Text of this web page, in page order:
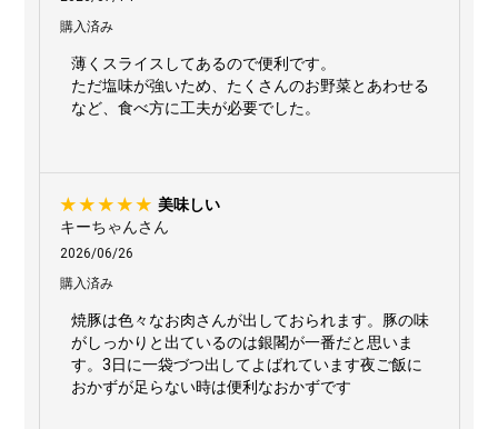
購入済み
薄くスライスしてあるので便利です。
ただ塩味が強いため、たくさんのお野菜とあわせる
など、食べ方に工夫が必要でした。
美味しい
キーちゃんさん
2026/06/26
購入済み
焼豚は色々なお肉さんが出しておられます。豚の味
がしっかりと出ているのは銀閣が一番だと思いま
す。3日に一袋づつ出してよばれています夜ご飯に
おかずが足らない時は便利なおかずです